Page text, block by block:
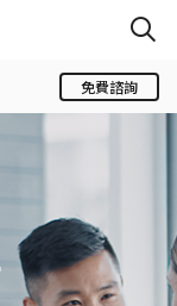
免費諮詢